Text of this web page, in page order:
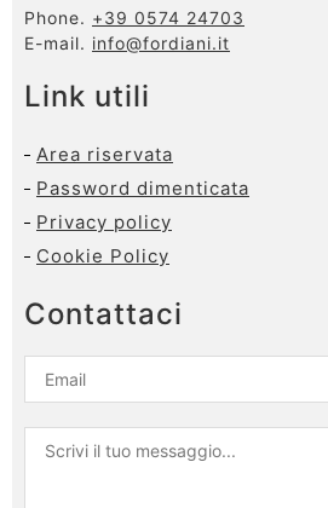
Phone. +39 0574 24703
E-mail. info@fordiani.it
Link utili
Area riservata
Password dimenticata
Privacy policy
Cookie Policy
Contattaci